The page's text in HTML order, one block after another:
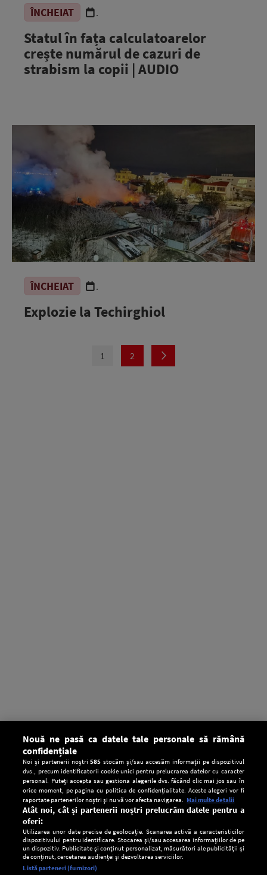
ÎNCHEIAT .
Statul în fața calculatoarelor
crește numărul de cazuri de
strabism la copii | AUDIO
ÎNCHEIAT .
Explozie la Techirghiol
1 2
Setări:
Nouă ne pasă ca datele tale personale să rămână
confidențiale
Noi și partenerii noștri585 stocăm și/sau accesăm informații pe dispozitivul
dvs., precum identificatorii cookie unici pentru prelucrarea datelor cu caracter
personal. Puteți accepta sau gestiona alegerile dvs. făcând clic mai jos sau în
orice moment, pe pagina cu politica de confidențialitate. Aceste alegeri vor fi
raportate partenerilor noștri și nu vă vor afecta navigarea. Mai multe detalii
Atât noi, cât și partenerii noștri prelucrăm datele pentru a
oferi:
Utilizarea unor date precise de geolocație. Scanarea activă a caracteristicilor
dispozitivului pentru identificare. Stocarea și/sau accesarea informațiilor de pe
un dispozitiv. Publicitate și conținut personalizat, măsurători ale publicității și
de conținut, cercetarea audienței și dezvoltarea serviciilor.
Listă parteneri (furnizori)